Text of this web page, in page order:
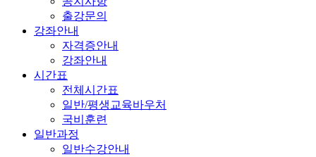
출강문의
강좌안내
자격증안내
강좌안내
시간표
전체시간표
일반/평생교육바우처
국비훈련
일반과정
일반수강안내